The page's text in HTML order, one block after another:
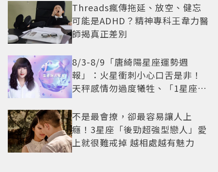
Threads瘋傳拖延、放空、健忘
可能是ADHD？精神專科王韋力醫
師揭真正差別
8/3-8/9「唐綺陽星座運勢週
報」：火星衝刺小心口舌是非！
天秤感情勿過度犧牲、「1星座」
不是最會撩，卻最容易讓人上
癮！3星座「後勁超強型戀人」愛
上就很難戒掉 越相處越有魅力